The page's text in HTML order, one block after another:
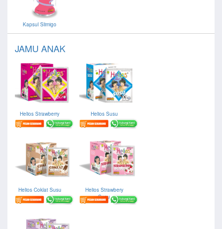
Kapsul Slimigo
JAMU ANAK
Helios Strawberry Helios Susu
Helios Coklat Susu
Helios Strawbery
Susu